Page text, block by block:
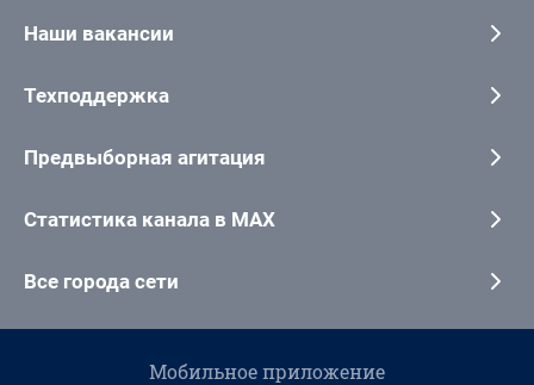
Наши вакансии
Техподдержка
Предвыборная агитация
Статистика канала в MAX
Все города сети
Мобильное приложение